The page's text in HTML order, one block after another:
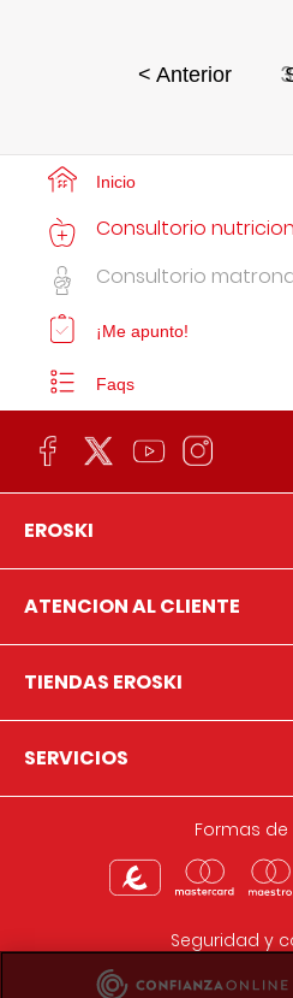
< Anterior 3
Inicio
Consultorio
Consultorio
¡Me apunto!
Faqs
EROSKI
ATENCION AL CLIENTE
TIENDAS EROSKI
SERVICIOS
Formas
Seguridad y